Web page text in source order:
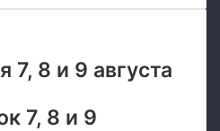
8 и 9 августа
7, 8 и 9